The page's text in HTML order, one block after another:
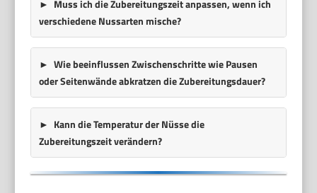
Muss ich die Zubereitungszeit anpassen, wenn ich
verschiedene Nussarten mische?
Wie beeinflussen Zwischenschritte wie Pausen
oder Seitenwände abkratzen die Zubereitungsdauer?
Kann die Temperatur der Nüsse die
Zubereitungszeit verändern?